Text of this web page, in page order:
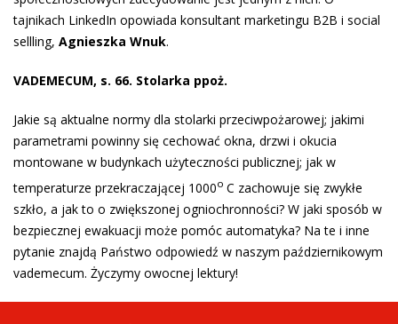
tajnikach LinkedIn opowiada konsultant marketingu B2B i social
sellling, Agnieszka Wnuk.
VADEMECUM, s. 66. Stolarka ppoż.
Jakie są aktualne normy dla stolarki przeciwpożarowej; jakimi
parametrami powinny się cechować okna, drzwi i okucia
montowane w budynkach użyteczności publicznej; jak w
temperaturze przekraczającej 1000o C zachowuje się zwykłe
szkło, a jak to o zwiększonej ogniochronności? W jaki sposób w
bezpiecznej ewakuacji może pomóc automatyka? Na te i inne
pytanie znajdą Państwo odpowiedź w naszym październikowym
vademecum. Życzymy owocnej lektury!